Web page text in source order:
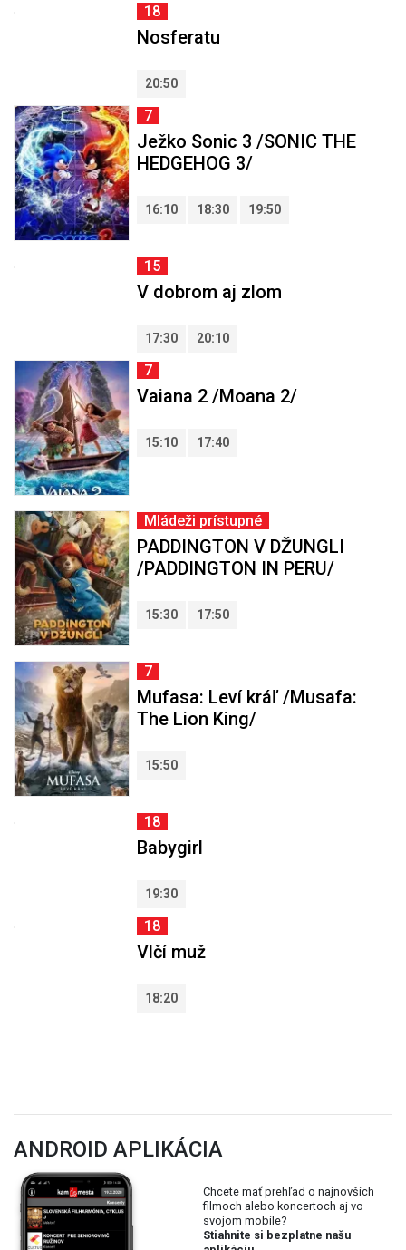
18
Nosferatu
20:50
7
Ježko Sonic 3 /SONIC THE
HEDGEHOG 3/
16:10 18:30 19:50
15
V dobrom aj zlom
17:30 20:10
7
Vaiana 2 /Moana 2/
15:10 17:40
Mládeži prístupné
PADDINGTON V DŽUNGLI
/PADDINGTON IN PERU/
15:30 17:50
7
Mufasa: Leví kráľ /Musafa:
The Lion King/
15:50
18
Babygirl
19:30
18
Vlčí muž
18:20
ANDROID APLIKÁCIA
Chcete mať prehľad o najnovších
filmoch alebo koncertoch aj vo
svojom mobile?
Stiahnite si bezplatne našu